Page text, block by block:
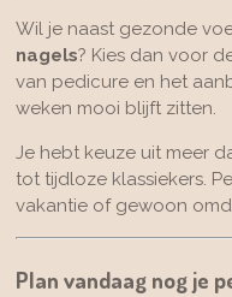
Wil je naast gezonde
nagels? Kies dan voor
van pedicure en het
weken mooi blijft zitten.
Je hebt keuze uit meer
tot tijdloze klassiekers.
vakantie of gewoon
Plan vandaag nog je